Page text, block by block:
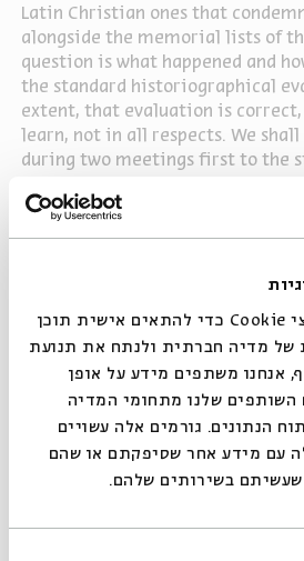
אנחנו משתמשים בקובצי Cookie כדי להתאים אישית תוכן
של מדיה חברתית ולנתח את תנועת
אנחנו משתפים מידע על אופן
השותפים שלנו מתחומי המדיה
הנתונים. גורמים אלה עשויים
עם מידע אחר שסיפקתם או שהם
בשירותים שלהם.
Latin Christian ones that
alongside the memorial lists of
question is what happened and
the standard historiographical
extent, that evaluation is correct,
learn, not in all respects. We
during two meetings first to the
First Crusade itself and their
נוספים בסדרה